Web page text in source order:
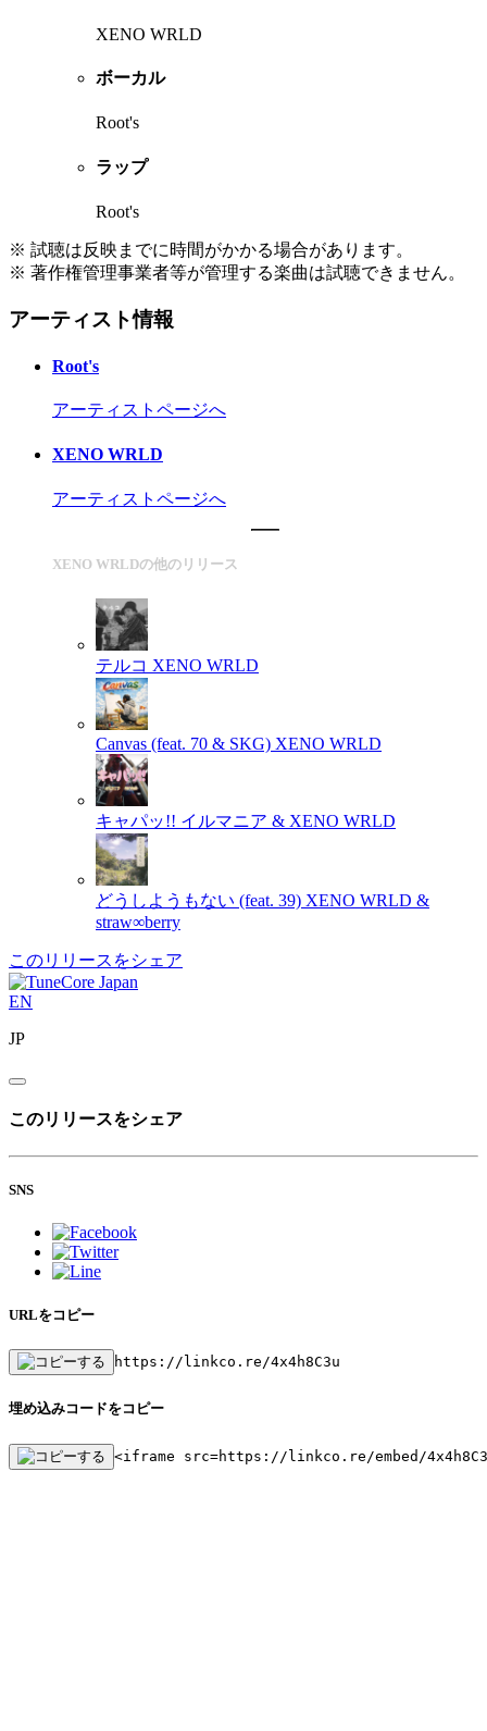
XENO WRLD
ボーカル
Root's
ラップ
Root's
※ 試聴は反映までに時間がかかる場合があります。
※ 著作権管理事業者等が管理する楽曲は試聴できません。
アーティスト情報
Root's
アーティストページへ
XENO WRLD
アーティストページへ
XENO WRLDの他のリリース
テルコ XENO WRLD
Canvas (feat. 70 & SKG) XENO WRLD
キャパッ!! イルマニア & XENO WRLD
どうしようもない (feat. 39) XENO WRLD &
straw∞berry
このリリースをシェア
EN
JP
このリリースをシェア
SNS
URLをコピー
https://linkco.re/4x4h8C3u
埋め込みコードをコピー
<iframe src=https://linkco.re/embed/